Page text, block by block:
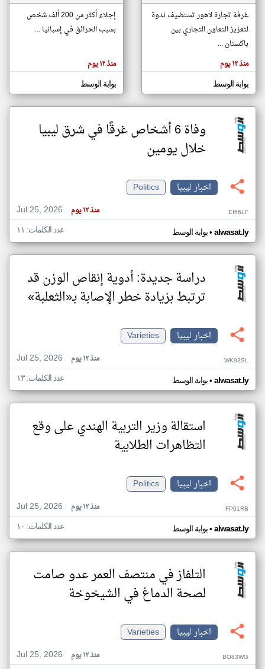
مصادر الأخبار من ليبيا
اخبار ليبيا على مدار الساعة
أهم اخبار ليبيا العاجلة والمباشرة
المقالات
الموجوده
هنا عن
وجهة
نظر
كاتبيها.
غرفة تجارة لاهور تستضيف ندوة
لتعزيز التعاون التجاري بين
باكستان ...
منذ ١٢ يوم
بوابة الوسط
إجلاء أكثر من 200 ألف شخص
بسبب الحرائق في إسبانيا ...
منذ ١٢ يوم
بوابة الوسط
وفاة 6 أشخاص غرقًا في شرق ليبيا
خلال يومين
اخبار ليبيا
Politics
Jul 25, 2026
منذ ١٢ يوم EI66LF
بوابة الوسط• alwasat.ly عدد الكلمات: ١١
دراسة جديدة: أدوية إنقاص الوزن قد
ترتبط بزيادة خطر الإصابة بـ«الثعلبة»
اخبار ليبيا
Varieties
Jul 25, 2026
منذ ١٢ يوم WK93SL
بوابة الوسط• alwasat.ly عدد الكلمات: ١٣
استقالة وزير التربية الهندي على وقع
التظاهرات الطلابية
اخبار ليبيا
Politics
Jul 25, 2026
منذ ١٢ يوم FP01RB
بوابة الوسط• alwasat.ly عدد الكلمات: ١٠
التلفاز في منتصف العمر عدو صامت
لصحة الدماغ في الشيخوخة
اخبار ليبيا
Varieties
Jul 25, 2026
منذ ١٢ يوم BO83WG
klyoum.com